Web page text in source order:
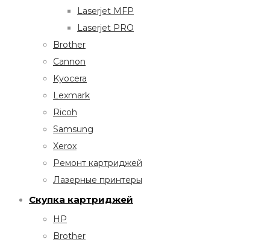
Laserjet MFP
Laserjet PRO
Brother
Cannon
Kyocera
Lexmark
Ricoh
Samsung
Xerox
Ремонт картриджей
Лазерные принтеры
Скупка картриджей
HP
Brother